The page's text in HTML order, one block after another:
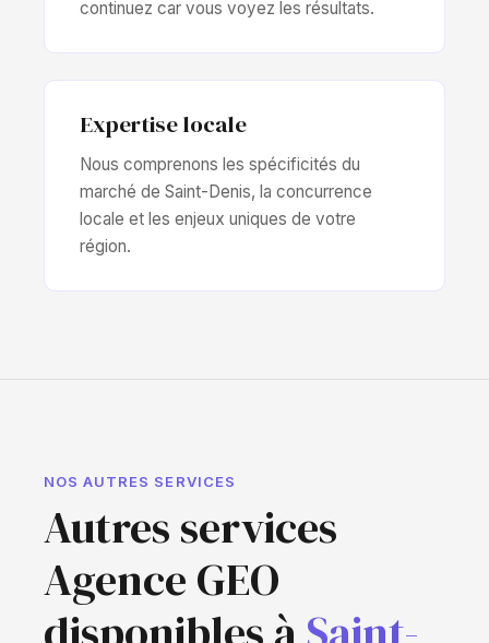
continuez car vous voyez les résultats.
Expertise locale
Nous comprenons les spécificités du
marché de Saint-Denis, la concurrence
locale et les enjeux uniques de votre
région.
NOS AUTRES SERVICES
Autres services
Agence GEO